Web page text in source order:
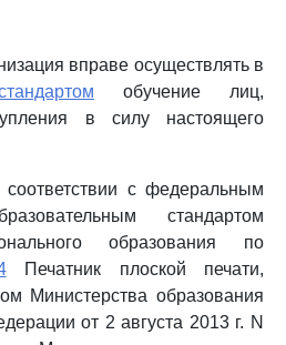
вправе осуществлять в
обучение лиц,
в силу настоящего
с федеральным
стандартом
образования по
Печатник плоской печати,
Министерства образования
от 2 августа 2013 г. N